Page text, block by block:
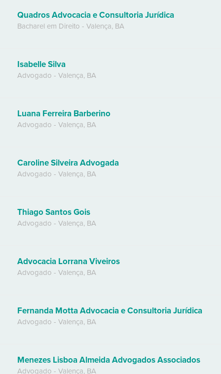
Quadros Advocacia e Consultoria Jurídica
Bacharel em Direito - Valença, BA
Isabelle Silva
Advogado - Valença, BA
Luana Ferreira Barberino
Advogado - Valença, BA
Caroline Silveira Advogada
Advogado - Valença, BA
Thiago Santos Gois
Advogado - Valença, BA
Advocacia Lorrana Viveiros
Advogado - Valença, BA
Fernanda Motta Advocacia e Consultoria Jurídica
Advogado - Valença, BA
Menezes Lisboa Almeida Advogados Associados
Advogado - Valença, BA